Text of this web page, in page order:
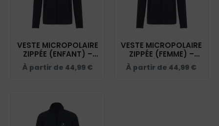
VESTE MICROPOLAIRE
ZIPPÉE (ENFANT) –
CENTRE ÉQUESTRE DU
PARC - NAVY – K920
À partir de 44,99 €
VESTE MICROPOLAIRE
ZIPPÉE (FEMME) –
CENTRE ÉQUESTRE DU
PARC - NAVY – K907
À partir de 44,99 €